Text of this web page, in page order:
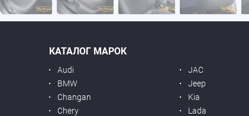
КАТАЛОГ МАРОК
Audi
BMW
Changan
Chery
JAC
Jeep
Kia
Lada